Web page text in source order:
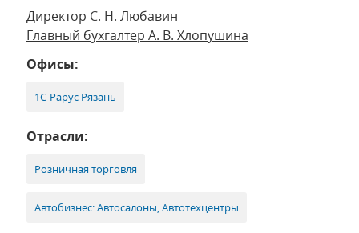
Директор С. Н. Любавин
Главный бухгалтер А. В. Хлопушина
Офисы:
1С-Рарус Рязань
Отрасли:
Розничная торговля
Автобизнес: Автосалоны, Автотехцентры